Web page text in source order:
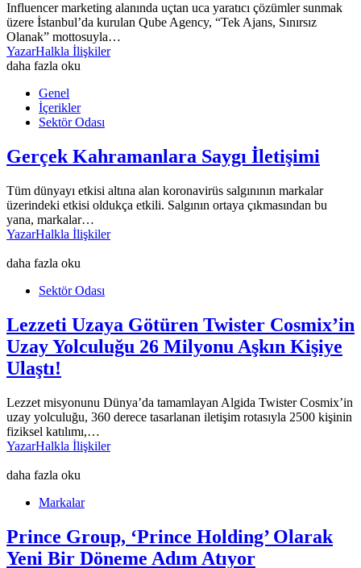
Influencer marketing alanında uçtan uca yaratıcı çözümler sunmak
üzere İstanbul’da kurulan Qube Agency, “Tek Ajans, Sınırsız
Olanak” mottosuyla…
YazarHalkla İlişkiler
daha fazla oku
Genel
İçerikler
Sektör Odası
Gerçek Kahramanlara Saygı İletişimi
Tüm dünyayı etkisi altına alan koronavirüs salgınının markalar
üzerindeki etkisi oldukça etkili. Salgının ortaya çıkmasından bu
yana, markalar…
YazarHalkla İlişkiler
daha fazla oku
Sektör Odası
Lezzeti Uzaya Götüren Twister Cosmix’in
Uzay Yolculuğu 26 Milyonu Aşkın Kişiye
Ulaştı!
Lezzet misyonunu Dünya’da tamamlayan Algida Twister Cosmix’in
uzay yolculuğu, 360 derece tasarlanan iletişim rotasıyla 2500 kişinin
fiziksel katılımı,…
YazarHalkla İlişkiler
daha fazla oku
Markalar
Prince Group, ‘Prince Holding’ Olarak
Yeni Bir Döneme Adım Atıyor